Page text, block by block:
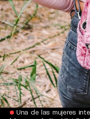
Una de las mujeres